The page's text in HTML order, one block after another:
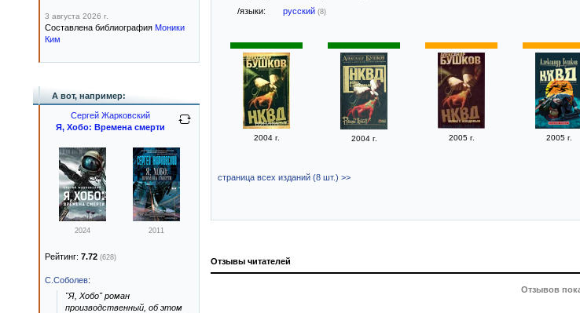
/языки: русский (8)
2004 г. 2004 г. 2005 г. 2005 г.
страница всех изданий (8 шт.) >>
Отзывы читателей
Отзывов
3 августа 2026 г.
Составлена библиография Моники
Ким
А вот, например:
Сергей Жарковский
Я, Хобо: Времена смерти
2024 2011
Рейтинг: 7.72 (628)
С.Соболев:
"Я, Хобо" роман
производственный, об этом